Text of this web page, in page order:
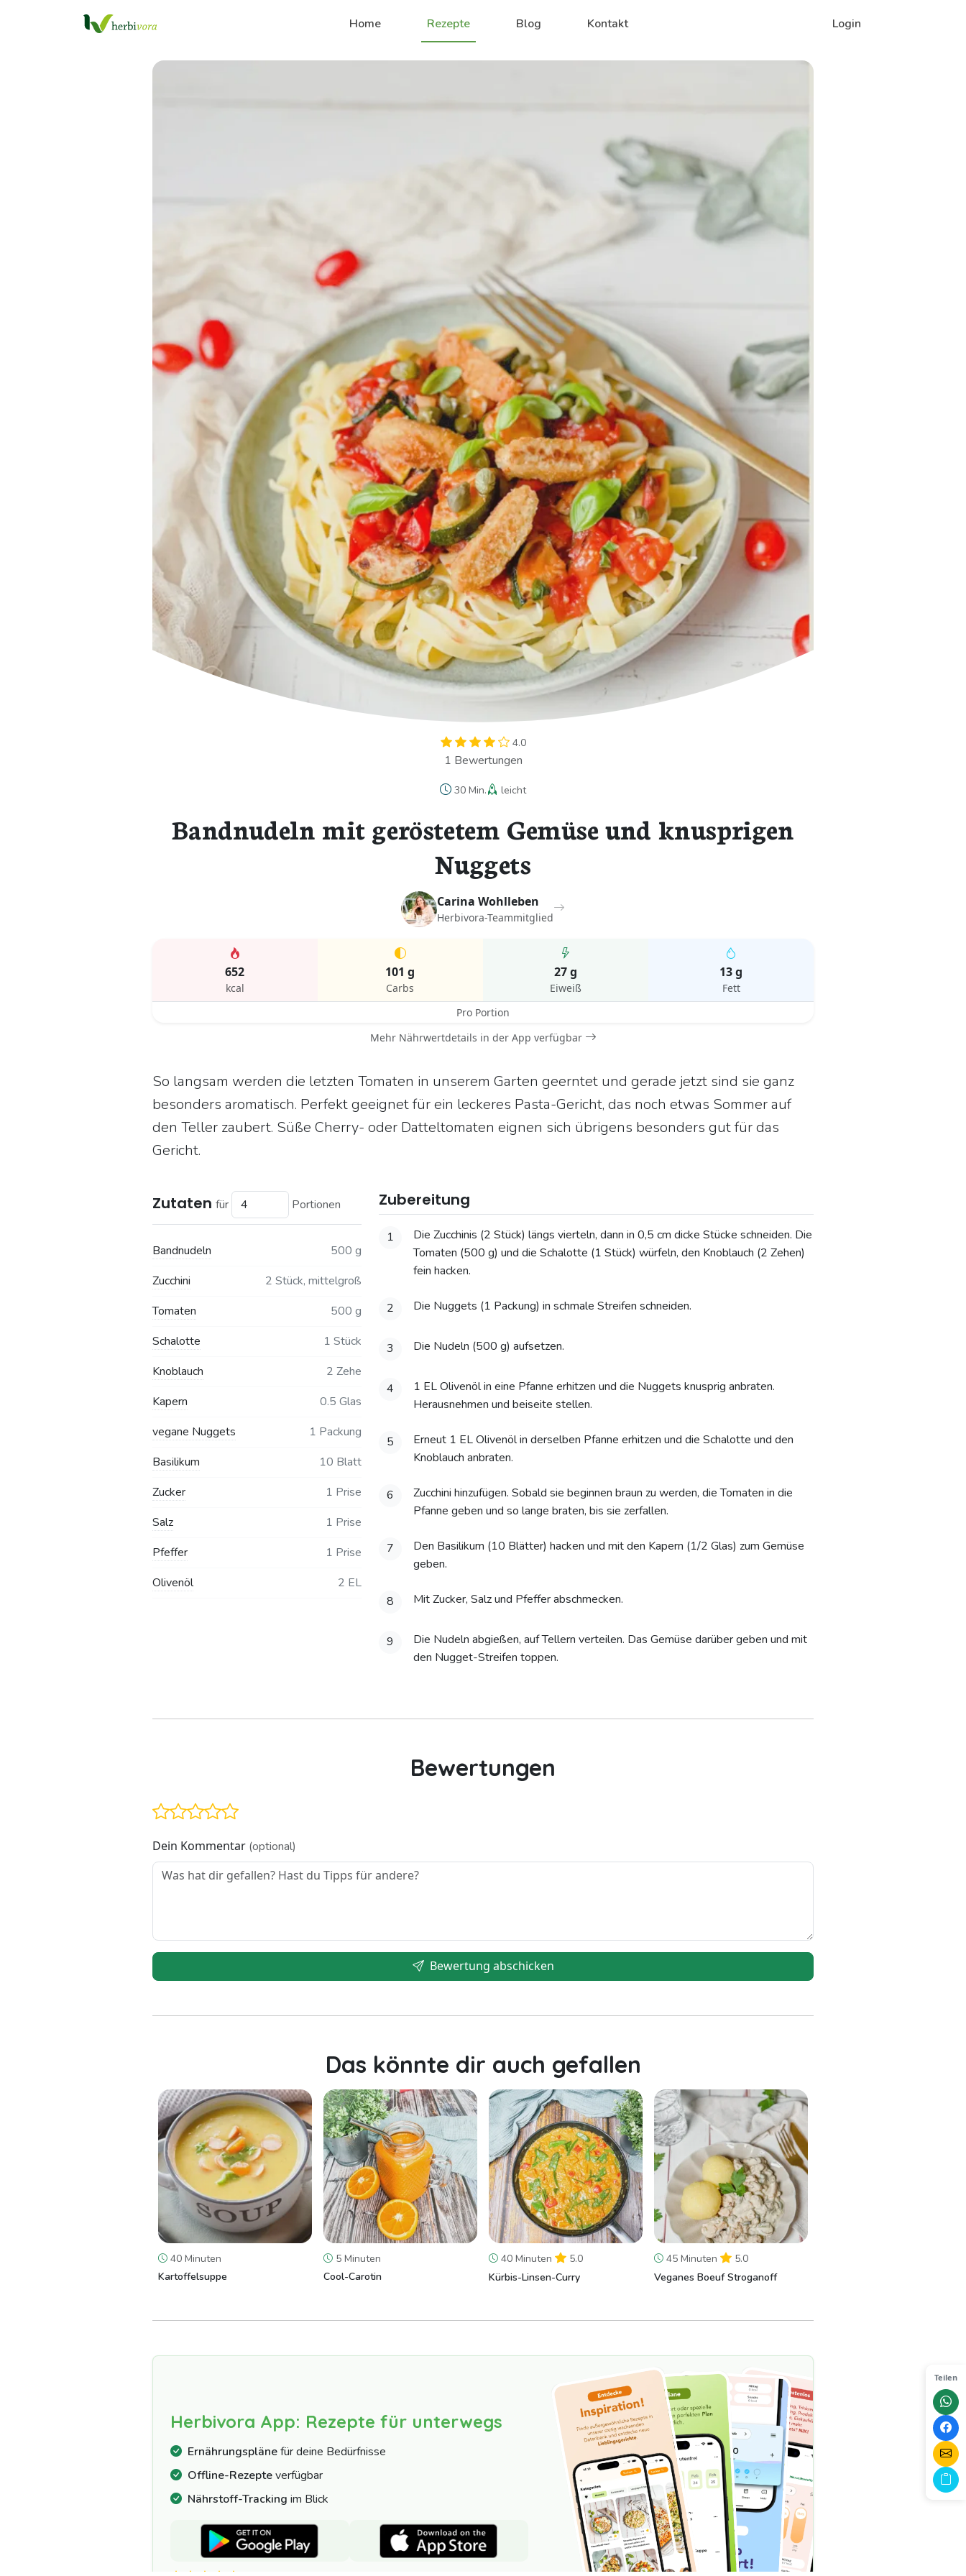
Home Rezepte Blog Kontakt Login
Teilen
4.0
1 Bewertungen
30 Min. leicht
Bandnudeln mit geröstetem Gemüse und knusprigen
Nuggets
Carina Wohlleben
Herbivora-Teammitglied
652
kcal
101 g
Carbs
27 g
Eiweiß
13 g
Fett
Pro Portion
Mehr Nährwertdetails in der App verfügbar
So langsam werden die letzten Tomaten in unserem Garten geerntet und gerade jetzt sind sie ganz
besonders aromatisch. Perfekt geeignet für ein leckeres Pasta-Gericht, das noch etwas Sommer auf
den Teller zaubert. Süße Cherry- oder Datteltomaten eignen sich übrigens besonders gut für das
Gericht.
Zutaten für Portionen
Bandnudeln
500 g
Zucchini
2 Stück, mittelgroß
Tomaten
500 g
Schalotte
1 Stück
Knoblauch
2 Zehe
Kapern
0.5 Glas
vegane Nuggets
1 Packung
Basilikum
10 Blatt
Zucker
1 Prise
Salz
1 Prise
Pfeffer
1 Prise
Olivenöl
2 EL
Zubereitung
1
Die Zucchinis (2 Stück) längs vierteln, dann in 0,5 cm dicke Stücke schneiden. Die
Tomaten (500 g) und die Schalotte (1 Stück) würfeln, den Knoblauch (2 Zehen)
fein hacken.
2 Die Nuggets (1 Packung) in schmale Streifen schneiden.
3 Die Nudeln (500 g) aufsetzen.
4
1 EL Olivenöl in eine Pfanne erhitzen und die Nuggets knusprig anbraten.
Herausnehmen und beiseite stellen.
5
Erneut 1 EL Olivenöl in derselben Pfanne erhitzen und die Schalotte und den
Knoblauch anbraten.
6
Zucchini hinzufügen. Sobald sie beginnen braun zu werden, die Tomaten in die
Pfanne geben und so lange braten, bis sie zerfallen.
7
Den Basilikum (10 Blätter) hacken und mit den Kapern (1/2 Glas) zum Gemüse
geben.
8 Mit Zucker, Salz und Pfeffer abschmecken.
9
Die Nudeln abgießen, auf Tellern verteilen. Das Gemüse darüber geben und mit
den Nugget-Streifen toppen.
Bewertungen
Dein Kommentar (optional)
Bewertung abschicken
Das könnte dir auch gefallen
40 Minuten
Kartoffelsuppe
5 Minuten
Cool-Carotin
40 Minuten
5.0
Kürbis-Linsen-Curry
45 Minuten
5.0
Veganes Boeuf Stroganoff
Herbivora App: Rezepte für unterwegs
Ernährungsplänefür deine Bedürfnisse
Offline-Rezepteverfügbar
Nährstoff-Tracking im Blick